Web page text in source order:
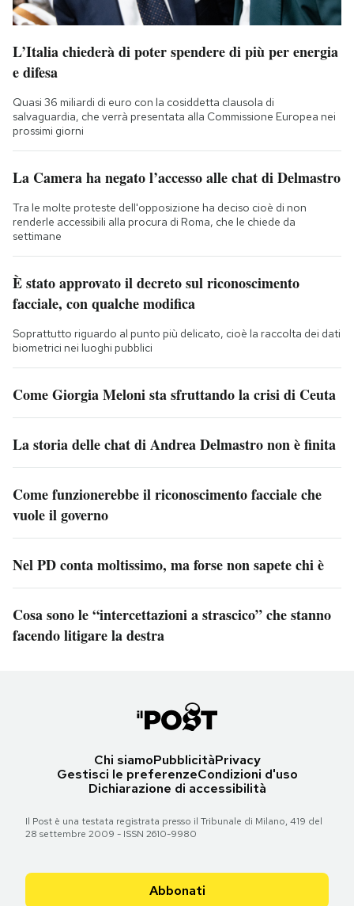
L’Italia chiederà di poter spendere di più per energia
e difesa
Quasi 36 miliardi di euro con la cosiddetta clausola di
salvaguardia, che verrà presentata alla Commissione Europea nei
prossimi giorni
La Camera ha negato l’accesso alle chat di Delmastro
Tra le molte proteste dell'opposizione ha deciso cioè di non
renderle accessibili alla procura di Roma, che le chiede da
settimane
È stato approvato il decreto sul riconoscimento
facciale, con qualche modifica
Soprattutto riguardo al punto più delicato, cioè la raccolta dei dati
biometrici nei luoghi pubblici
Come Giorgia Meloni sta sfruttando la crisi di Ceuta
La storia delle chat di Andrea Delmastro non è finita
Come funzionerebbe il riconoscimento facciale che
vuole il governo
Nel PD conta moltissimo, ma forse non sapete chi è
Cosa sono le “intercettazioni a strascico” che stanno
facendo litigare la destra
Chi siamoPubblicitàPrivacy
Gestisci le preferenzeCondizioni d'uso
Dichiarazione di accessibilità
Il Post è una testata registrata presso il Tribunale di Milano, 419 del
28 settembre 2009 - ISSN 2610-9980
Abbonati